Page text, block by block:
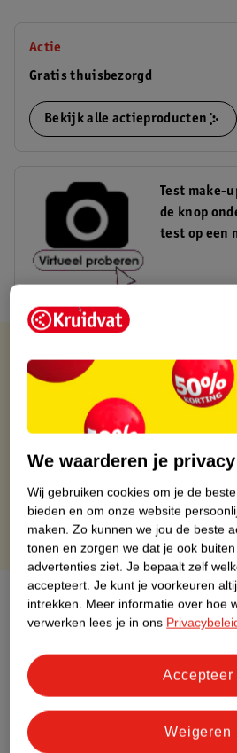
Actie
Gratis thuisbezorgd
Bekijk alle actieproducten
Test make-
de knop
test op een
Kruidvat is altijd
Gratis ophalen in de winkel
Op werkdagen voor 22:00 uur
Gratis retourneren binnen 30 dagen
Over dit product
Etiketinformatie
Nature Impact Score
We waarderen je privacy
Wij gebruiken cookies om je de
bieden en om onze website
maken. Zo kunnen we jou de beste
tonen en zorgen we dat je ook
advertenties ziet. Je bepaalt zelf
accepteert. Je kunt je voorkeuren
intrekken. Meer informatie over hoe
verwerken lees je in ons
Weigeren
Accepteer